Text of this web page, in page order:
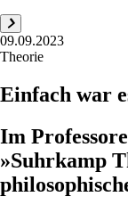
09.09.2023
Theorie
Einfach war
Im
»Suhrkamp